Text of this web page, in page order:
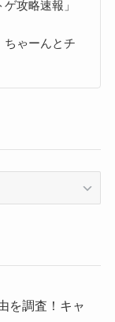
攻略速報」
ちゃーんとチ
を調査！キャ